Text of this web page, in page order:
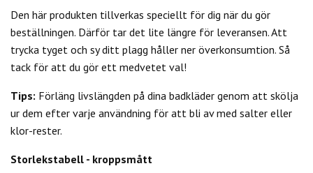
Den här produkten tillverkas speciellt för dig när du gör
beställningen. Därför tar det lite längre för leveransen. Att
trycka tyget och sy ditt plagg håller ner överkonsumtion. Så
tack för att du gör ett medvetet val!
Tips: Förläng livslängden på dina badkläder genom att skölja
ur dem efter varje användning för att bli av med salter eller
klor-rester.
Storlekstabell - kroppsmått